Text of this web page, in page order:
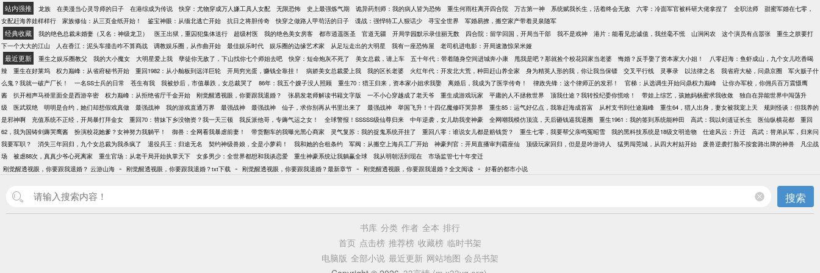
站内强推 龙族 在美漫当心灵导师的日子 在港综成为传说 快穿：尤物穿成万人嫌工具人女配 无限恐怖 史上最强炼气期 诡异药剂师：我的病人皆为恐怖 重生何雨柱离开四合院 万古第一神 系统赋我长生，活着终会无敌 六零：冷面军官被科研大佬拿捏了 全职法师
甜蜜军婚在七零，
女配赶海养娃样样行
家族修仙：从三页金纸开始！ 鉴宝神眼：从缅北逃亡开始 抗日之将胆传奇 快穿之做路人甲苟活的日子 谍战：强悍特工人狠话少 寻宝全世界 军婚易撩，搬空家产带着灵泉随军
经典收藏 我的绝色总裁未婚妻（又名：神级龙卫） 医王出狱，重囚犯集体送行 超级村医 我的绝色美女房客 都市逍遥医圣 官道无疆 开局学园默示录佳丽无数 四合院：留学回国，开局当干部 我不是戏神 港片：能看见忠诚值，我丝毫不慌 山涧闲农 这个演员有点嚣张
重生之朕要打
下一个大大的江山
人在香江：泥头车撞击咋不算商战 调教娱乐圈，从作曲开始 最佳娱乐时代 娱乐圈的边缘艺术家 从足坛走出的大明星 我有一座恐怖屋 老司机进电影：开局速激惊呆米娅
最近更新 重生之娱乐圈教父 我的大小魔女 大明星爱上我 孽徒你无敌了，下山找你七个师姐去吧 快穿：短命炮灰不死了 美女总裁，请上车 五十年代：带着随身空间进城奔小康 甩我是吧？那就捡个校花回家当老婆 悔婚？反手娶了资本家大小姐！
八零赶海：鱼虾成山，九个女儿吃香喝
辣
重生在好莱坞 权力巅峰：从省府秘书开始 重回1982：从小舢板到远洋巨轮 开局穷光蛋，赚钱全靠挂！ 病娇美女总裁爱上我 我的区长老婆 火红年代：开发北大荒，种田赶山养全家 身为精英人形的我，你让我当保镖 交叉平行线 灵事录 以法律之名 我省府大秘，问鼎京圈
军火贩子什
么鬼？我就一破产厂长！
一名SS士兵的日常 苍生有我 我被炒后，市值暴跌，女总裁哭了 86年：我五个嫂子没人照顾 重生70：猎王归来，资本家小姐求我娶 离婚后，我成为了医学传奇！ 律政先锋：这个律师正的发邪！ 官梯：从选调生开始问鼎权力巅峰
让你办军校，你佣兵百万震慑鹰
酱
扒开相声马褂里面全是西游辛密 权力巅峰：从拒绝省厅千金开始 刚觉醒透视眼，你要跟我退婚？ 张易发老师解读书籍文字版 一不小心穿越成了老天爷 重生成游戏玩家 平庸的人不拯救世界 顶我仕途？我转投纪委你慌啥！ 带娃上综艺，孩她妈杨蜜求我收敛
独自在异能世界中闯荡升
级
医武双绝 明明是合约，她们却想假戏真做 最强战神 我的游戏直通万界 最强战神 最强战神 仙子，求你别再从书里出来了 最强战神 举国飞升！十四亿魔修吓哭异界 重生85：运气好亿点，我靠赶海成首富 从村支书到仕途巅峰 重生64，猎人出身，妻女被我宠上天
规则怪谈：但我养的
是邪神啊
充值系统不正经，开局暴打拜金女 重回70：替妹下乡没物资？我一天三顿 我反派他哥，专薅气运之女！ 全球警报！SSSSS级仙尊归来 中年逆袭，女儿助我变神豪 全网嘲我模仿顶流，天后砸钱逼我退圈 重生1961：我的签到系统能种田 高武：我以剑道证长生 医仙纵横花都
重回
62，我为国铸剑薅哭鹰酱
扮演校花她爹？女神努力我躺平！ 御兽：全网看我暴虐前妻！ 带货翻车的我曝光黑心商家 灵气复苏：我的捉鬼系统开挂了 重回八零：谁说女儿都是赔钱货？ 重生七零，我要帮父亲鸣冤昭雪 我的黑科技系统是18级文明造物 仕途风云：升迁
高武：替弟从军，归来问
我要军职？
消失三年回归，九个女总裁为我杀疯了 退役兵王：归途无名 契约神级兽娘，全是小萝莉！ 我和她的合租条约 军阀：从搬空上海兵工厂开始 神豪判官：开局直播审判霸座仙 顶级玩家回归，但是是吟游诗人 猛男闯莞城，从四大村姑开始 废兽逆袭打脸不按套路出牌的神兽
凡尘战
场
被虐88次，真真少爷心死离家 重生官场：从老干局开始执掌天下 女多男少：全世界都想和我谈恋爱 重生神豪系统让我躺赢全球 我从明朝活到现在
市场监管七十年变迁
刚觉醒透视眼，你要跟我退婚？ 云游山海 - 刚觉醒透视眼，你要跟我退婚？txt下载 - 刚觉醒透视眼，你要跟我退婚？最新章节 - 刚觉醒透视眼，你要跟我退婚？全文阅读 - 好看的都市小说
搜索
书库 分类 作者 全本 排行
首页 点击榜 推荐榜 收藏榜 临时书架
电脑版 全部小说 最近更新 网站地图 会员书架